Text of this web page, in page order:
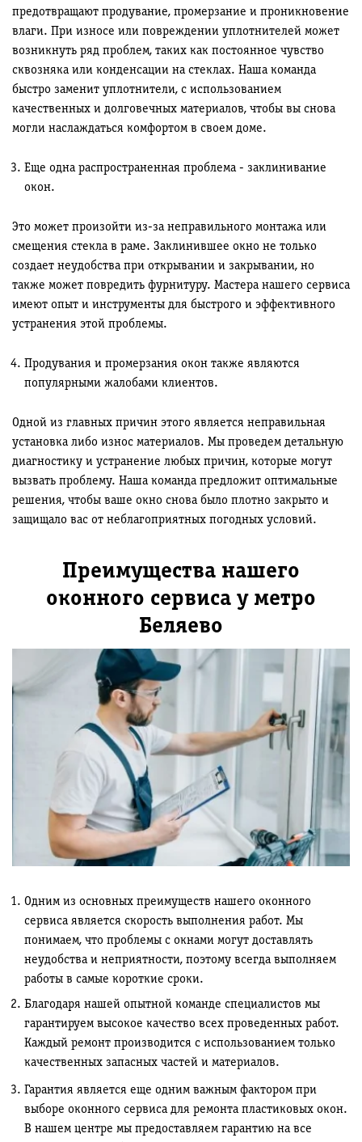
предотвращают продувание, промерзание и проникновение
влаги. При износе или повреждении уплотнителей может
возникнуть ряд проблем, таких как постоянное чувство
сквозняка или конденсации на стеклах. Наша команда
быстро заменит уплотнители, с использованием
качественных и долговечных материалов, чтобы вы снова
могли наслаждаться комфортом в своем доме.
Еще одна распространенная проблема - заклинивание
окон.
Это может произойти из-за неправильного монтажа или
смещения стекла в раме. Заклинившее окно не только
создает неудобства при открывании и закрывании, но
также может повредить фурнитуру. Мастера нашего сервиса
имеют опыт и инструменты для быстрого и эффективного
устранения этой проблемы.
Продувания и промерзания окон также являются
популярными жалобами клиентов.
Одной из главных причин этого является неправильная
установка либо износ материалов. Мы проведем детальную
диагностику и устранение любых причин, которые могут
вызвать проблему. Наша команда предложит оптимальные
решения, чтобы ваше окно снова было плотно закрыто и
защищало вас от неблагоприятных погодных условий.
Преимущества нашего
оконного сервиса у метро
Беляево
Одним из основных преимуществ нашего оконного
сервиса является скорость выполнения работ. Мы
понимаем, что проблемы с окнами могут доставлять
неудобства и неприятности, поэтому всегда выполняем
работы в самые короткие сроки.
Благодаря нашей опытной команде специалистов мы
гарантируем высокое качество всех проведенных работ.
Каждый ремонт производится с использованием только
качественных запасных частей и материалов.
Гарантия является еще одним важным фактором при
выборе оконного сервиса для ремонта пластиковых окон.
В нашем центре мы предоставляем гарантию на все